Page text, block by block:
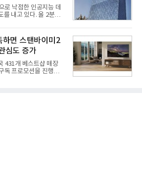
일 업계에 따르면 카카
출 2조985억원, 영업이
동기 대비 매출과 영업
로 낙점한 인공지능 데
를 내고 있다. 올 2분기
와트) 규모의 AI DC를
제시하면서다. 이에 따
인 KT, LG유플러스를
프라 기업으로 확장되
면 회사는 올해 2분기
, 영업이익 5660억원을
비 0.5%, 영업이익은
하면 스탠바이미2
심도 증가
431개 베스트샵 매장
독 프로모션을 진행하고